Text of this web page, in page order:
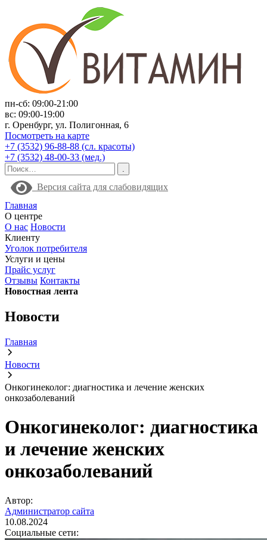
пн-сб: 09:00-21:00
вс: 09:00-19:00
г. Оренбург, ул. Полигонная, 6
Посмотреть на карте
+7 (3532) 96-88-88 (сл. красоты)
+7 (3532) 48-00-33 (мед.)
Версия сайта для слабовидящих
Главная
О центре
О нас Новости
Клиенту
Уголок потребителя
Услуги и цены
Прайс услуг
Отзывы Контакты
Новостная лента
Новости
Главная
Новости
Онкогинеколог: диагностика и лечение женских
онкозаболеваний
Онкогинеколог: диагностика
и лечение женских
онкозаболеваний
Автор:
Администратор сайта
10.08.2024
Социальные сети: